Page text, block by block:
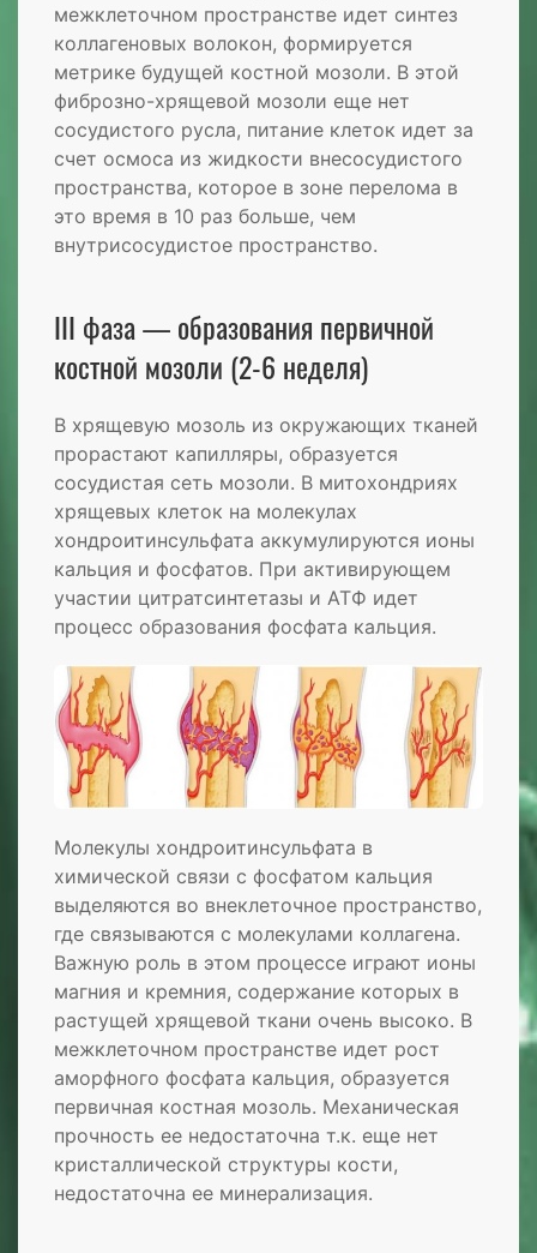
межклеточном пространстве идет синтез
коллагеновых волокон, формируется
метрике будущей костной мозоли. В этой
фиброзно-хрящевой мозоли еще нет
сосудистого русла, питание клеток идет за
счет осмоса из жидкости внесосудистого
пространства, которое в зоне перелома в
это время в 10 раз больше, чем
внутрисосудистое пространство.
III фаза — образования первичной
костной мозоли (2-6 неделя)
В хрящевую мозоль из окружающих тканей
прорастают капилляры, образуется
сосудистая сеть мозоли. В митохондриях
хрящевых клеток на молекулах
хондроитинсульфата аккумулируются ионы
кальция и фосфатов. При активирующем
участии цитратсинтетазы и АТФ идет
процесс образования фосфата кальция.
Молекулы хондроитинсульфата в
химической связи с фосфатом кальция
выделяются во внеклеточное пространство,
где связываются с молекулами коллагена.
Важную роль в этом процессе играют ионы
магния и кремния, содержание которых в
растущей хрящевой ткани очень высоко. В
межклеточном пространстве идет рост
аморфного фосфата кальция, образуется
первичная костная мозоль. Механическая
прочность ее недостаточна т.к. еще нет
кристаллической структуры кости,
недостаточна ее минерализация.